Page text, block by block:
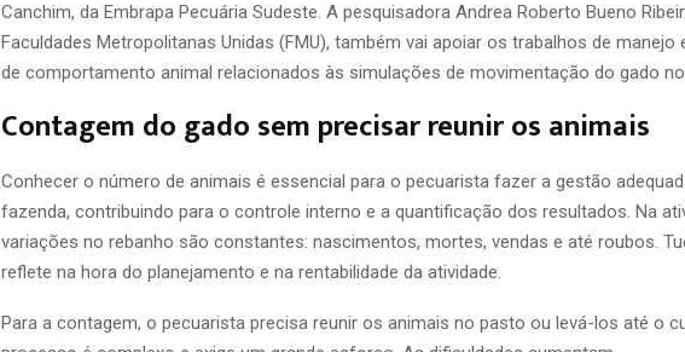
Canchim, da Embrapa Pecuária Sudeste. A pesquisadora Andrea Roberto Bueno
Faculdades Metropolitanas Unidas (FMU), também vai apoiar os trabalhos de manejo
de comportamento animal relacionados às simulações de movimentação do gado
Contagem do gado sem precisar reunir os animais
Conhecer o número de animais é essencial para o pecuarista fazer a gestão
fazenda, contribuindo para o controle interno e a quantificação dos resultados. Na
variações no rebanho são constantes: nascimentos, mortes, vendas e até roubos.
reflete na hora do planejamento e na rentabilidade da atividade.
Para a contagem, o pecuarista precisa reunir os animais no pasto ou levá-los até o